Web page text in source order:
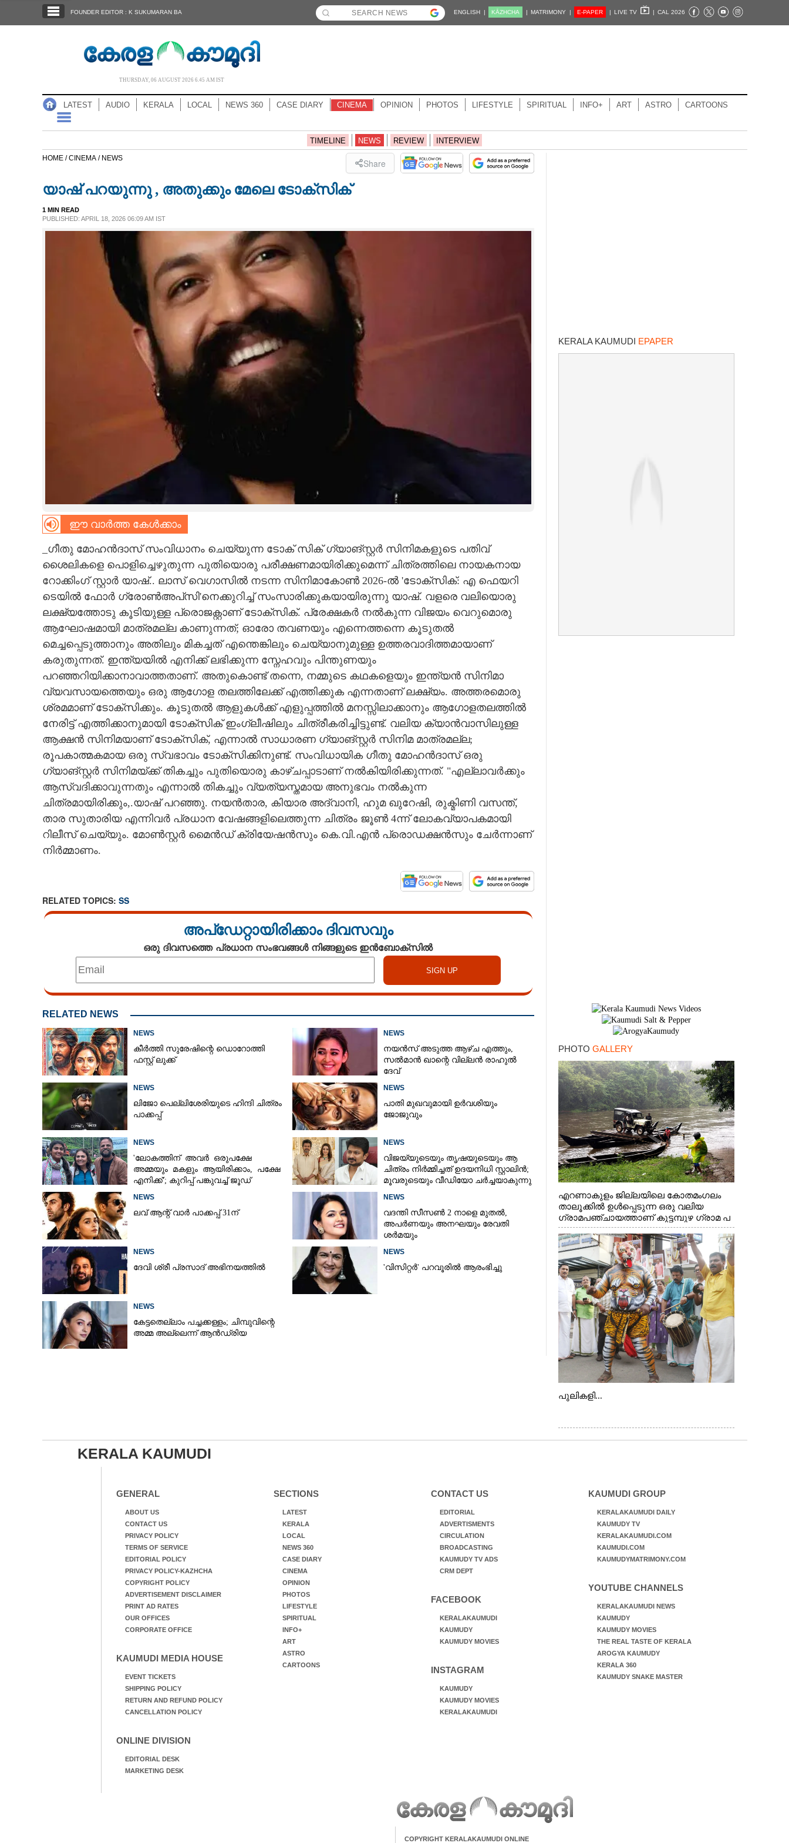
NOTIFIED NEWS
CARTOONS
LITERATURE
CONTACT US
FOUNDER EDITOR : K SUKUMARAN BA ENGLISH | KĀZHCHA | MATRIMONY | E-PAPER | LIVE TV | CAL 2026
THURSDAY, 06 AUGUST 2026 6.45 AM IST
LATEST AUDIO KERALA LOCAL NEWS 360 CASE DIARY CINEMA OPINION PHOTOS LIFESTYLE SPIRITUAL INFO+ ART ASTRO CARTOONS
TIMELINE NEWS REVIEW INTERVIEW
HOME /CINEMA / NEWS Share
യാഷ് പറയുന്നു , അതുക്കും മേലെ ടോക്സിക്
1 MIN READ
PUBLISHED: APRIL 18, 2026 06:09 AM IST
ഈ വാർത്ത കേൾക്കാം
_ഗീതു മോഹൻദാസ് സംവിധാനം ചെയ്യുന്ന ടോക് സിക് ഗ്യാങ്സ്റ്റർ സിനിമകളുടെ പതിവ്
ശൈലികളെ പൊളിച്ചെഴുതുന്ന പുതിയൊരു പരീക്ഷണമായിരിക്കുമെന്ന് ചിത്രത്തിലെ നായകനായ
റോക്കിംഗ് സ്റ്റാർ യാഷ്.. ലാസ് വെഗാസിൽ നടന്ന സിനിമാകോൺ 2026-ൽ 'ടോക്സിക്: എ ഫെയറി
ടെയിൽ ഫോർ ഗ്രോൺഅപ്‌സി'നെക്കുറിച്ച് സംസാരിക്കുകയായിരുന്നു യാഷ്. വളരെ വലിയൊരു
ലക്ഷ്യത്തോടു കൂടിയുള്ള പ്രൊജക്റ്റാണ് ടോക്സിക്. പ്രേക്ഷകർ നൽകുന്ന വിജയം വെറുമൊരു
ആഘോഷമായി മാത്രമല്ല കാണുന്നത്; ഓരോ തവണയും എന്നെത്തന്നെ കൂടുതൽ
മെച്ചപ്പെടുത്താനും അതിലും മികച്ചത് എന്തെങ്കിലും ചെയ്യാനുമുള്ള ഉത്തരവാദിത്തമായാണ്
കരുതുന്നത്. ഇന്ത്യയിൽ എനിക്ക് ലഭിക്കുന്ന സ്നേഹവും പിന്തുണയും
പറഞ്ഞറിയിക്കാനാവാത്തതാണ്. അതുകൊണ്ട് തന്നെ, നമ്മുടെ കഥകളെയും ഇന്ത്യൻ സിനിമാ
വ്യവസായത്തെയും ഒരു ആഗോള തലത്തിലേക്ക് എത്തിക്കുക എന്നതാണ് ലക്ഷ്യം. അത്തരമൊരു
ശ്രമമാണ് ടോക്സിക്കും. കൂടുതൽ ആളുകൾക്ക് എളുപ്പത്തിൽ മനസ്സിലാക്കാനും ആഗോളതലത്തിൽ
നേരിട്ട് എത്തിക്കാനുമായി ടോക്‌സിക് ഇംഗ്ലീഷിലും ചിത്രീകരിച്ചിട്ടുണ്ട്. വലിയ ക്യാൻവാസിലുള്ള
ആക്ഷൻ സിനിമയാണ് ടോക്സിക്, എന്നാൽ സാധാരണ ഗ്യാങ്‌സ്റ്റർ സിനിമ മാത്രമല്ല;
രൂപകാത്മകമായ ഒരു സ്വഭാവം ടോക്സിക്കിനുണ്ട്. സംവിധായിക ഗീതു മോഹൻദാസ് ഒരു
ഗ്യാങ്സ്റ്റർ സിനിമയ്ക്ക് തികച്ചും പുതിയൊരു കാഴ്ചപ്പാടാണ് നൽകിയിരിക്കുന്നത്. "എല്ലാവർക്കും
ആസ്വദിക്കാവുന്നതും എന്നാൽ തികച്ചും വ്യത്യസ്തമായ അനുഭവം നൽകുന്ന
ചിത്രമായിരിക്കും,.യാഷ് പറഞ്ഞു. നയൻതാര, കിയാര അദ്വാനി, ഹുമ ഖുറേഷി, രുക്മിണി വസന്ത്,
താര സുതാരിയ എന്നിവർ പ്രധാന വേഷങ്ങളിലെത്തുന്ന ചിത്രം ജൂൺ 4ന്ന് ലോകവ്യാപകമായി
റിലീസ് ചെയ്യും. മോൺസ്റ്റർ മൈൻഡ് ക്രിയേഷൻസും കെ.വി.എൻ പ്രൊഡക്ഷൻസും ചേർന്നാണ്
നിർമ്മാണം.
RELATED TOPICS: SS
അപ്ഡേറ്റായിരിക്കാം ദിവസവും
ഒരു ദിവസത്തെ പ്രധാന സംഭവങ്ങൾ നിങ്ങളുടെ ഇൻബോക്സിൽ
RELATED NEWS
NEWS
കീർത്തി സുരേഷിന്റെ ഡൊറോത്തി
ഫസ്റ്റ് ലുക്ക്
NEWS
നയൻസ് അടുത്ത ആഴ്ച എത്തും,
സൽമാൻ ഖാന്റെ വില്ലൻ രാഹുൽ
ദേവ്
NEWS
ലിജോ പെല്ലിശേരിയുടെ ഹിന്ദി ചിത്രം
പാക്കപ്പ്
NEWS
പാതി മുഖവുമായി ഉർവശിയും
ജോജുവും
NEWS
'ലോകത്തിന് അവർ ഒരുപക്ഷേ
അമ്മയും മകളും ആയിരിക്കാം, പക്ഷേ
എനിക്ക്'; കുറിപ്പ് പങ്കുവച്ച് ജൂഡ്
NEWS
വിജയ്‌യുടെയും തൃഷയുടെയും ആ
ചിത്രം നിർമ്മിച്ചത് ഉദയനിധി സ്റ്റാലിൻ;
മൂവരുടെയും വീഡിയോ ചർച്ചയാകുന്നു
NEWS
ലവ് ആന്റ് വാർ പാക്കപ്പ് 31ന്
NEWS
വദന്തി സീസൺ 2 നാളെ മുതൽ,
അപർണയും അനഘയും രേവതി
ശർമയും
NEWS
ദേവി ശ്രീ പ്രസാദ് അഭിനയത്തിൽ
NEWS
'വിസിറ്റർ' പറവൂരിൽ ആരംഭിച്ചു
NEWS
കേട്ടതെല്ലാം പച്ചക്കള്ളം; ചിമ്പുവിന്റെ
അമ്മ അല്ലെന്ന് ആൻഡ്രിയ
KERALA KAUMUDI EPAPER
PHOTO GALLERY
എറണാകുളം ജില്ലയിലെ കോതമംഗലം
താലൂക്കിൽ ഉൾപ്പെടുന്ന ഒരു വലിയ
ഗ്രാമപഞ്ചായത്താണ് കുട്ടമ്പുഴ ഗ്രാമ പ
ഞ്ചായത്ത്. ആദിവാസി ഊരുകളായ
വെള്ളാരംകുത്ത്, കത്തിപ്പാറ, ഉറിയംപെട്ടി,
തേക്കല്ല്, വെട്ടിക്കല്ല്, മഞ്ചപ്പാറ എന്നീ
ആറു സ്ഥലങ്ങളിലേക്കുള്ള പ്രധാന
സഞ്ചാര മാർഗമാണ് ഈ കാണുന്ന
കടത്ത് വള്ളം
പുലികളി...
KERALA KAUMUDI
GENERAL
ABOUT US
CONTACT US
PRIVACY POLICY
TERMS OF SERVICE
EDITORIAL POLICY
PRIVACY POLICY-KAZHCHA
COPYRIGHT POLICY
ADVERTISEMENT DISCLAIMER
PRINT AD RATES
OUR OFFICES
CORPORATE OFFICE
KAUMUDI MEDIA HOUSE
EVENT TICKETS
SHIPPING POLICY
RETURN AND REFUND POLICY
CANCELLATION POLICY
ONLINE DIVISION
EDITORIAL DESK
MARKETING DESK
SECTIONS
LATEST
KERALA
LOCAL
NEWS 360
CASE DIARY
CINEMA
OPINION
PHOTOS
LIFESTYLE
SPIRITUAL
INFO+
ART
ASTRO
CARTOONS
CONTACT US
EDITORIAL
ADVERTISMENTS
CIRCULATION
BROADCASTING
KAUMUDY TV ADS
CRM DEPT
FACEBOOK
KERALAKAUMUDI
KAUMUDY
KAUMUDY MOVIES
INSTAGRAM
KAUMUDY
KAUMUDY MOVIES
KERALAKAUMUDI
KAUMUDI GROUP
KERALAKAUMUDI DAILY
KAUMUDY TV
KERALAKAUMUDI.COM
KAUMUDI.COM
KAUMUDYMATRIMONY.COM
YOUTUBE CHANNELS
KERALAKAUMUDI NEWS
KAUMUDY
KAUMUDY MOVIES
THE REAL TASTE OF KERALA
AROGYA KAUMUDY
KERALA 360
KAUMUDY SNAKE MASTER
COPYRIGHT KERALAKAUMUDI ONLINE
ടോക്സിക്
Share this link
Copy Link